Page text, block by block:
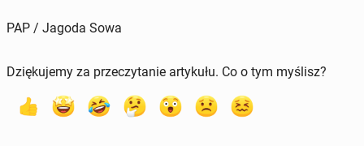
PAP / Jagoda Sowa
Dziękujemy za przeczytanie artykułu. Co o tym myślisz?